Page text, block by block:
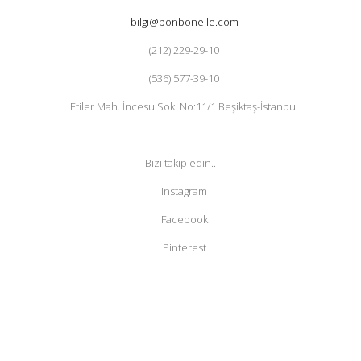
bilgi@bonbonelle.com
(212) 229-29-10
(536) 577-39-10
Etiler Mah. İncesu Sok. No:11/1 Beşiktaş-İstanbul
Bizi takip edin..
Instagram
Facebook
Pinterest